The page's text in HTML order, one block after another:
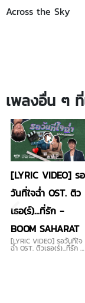
Across the Sky
เพลงอื่น ๆ
[LYRIC VIDEO] รอ
วันที่ใจฉ่ำ OST. ติว
เธอ(ร์)...ที่รัก -
BOOM SAHARAT
[LYRIC VIDEO] รอวันที่ใจ
ฉ่ำ OST. ติวเธอ(ร์)...ที่รัก -